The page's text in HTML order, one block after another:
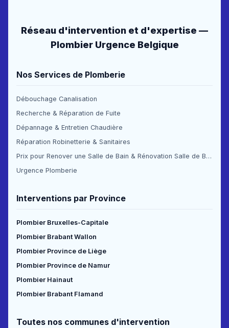
Réseau d'intervention et d'expertise —
Plombier Urgence Belgique
Nos Services de Plomberie
Débouchage Canalisation
Recherche & Réparation de Fuite
Dépannage & Entretien Chaudière
Réparation Robinetterie & Sanitaires
Prix pour Renover une Salle de Bain & Rénovation Salle de Bain Prix
Urgence Plomberie
Interventions par Province
Plombier Bruxelles-Capitale
Plombier Brabant Wallon
Plombier Province de Liège
Plombier Province de Namur
Plombier Hainaut
Plombier Brabant Flamand
Toutes nos communes d'intervention